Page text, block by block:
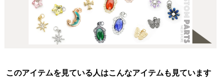
このアイテムを見ている人はこんなアイテムも見ています